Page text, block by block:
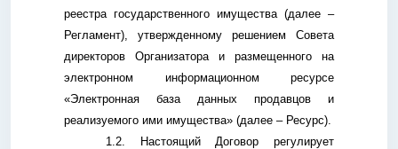
реестра государственного имущества (далее –
Регламент), утвержденному решением Совета
директоров Организатора и размещенного на
электронном информационном ресурсе
«Электронная база данных продавцов и
реализуемого ими имущества» (далее – Ресурс).
1.2. Настоящий Договор регулирует